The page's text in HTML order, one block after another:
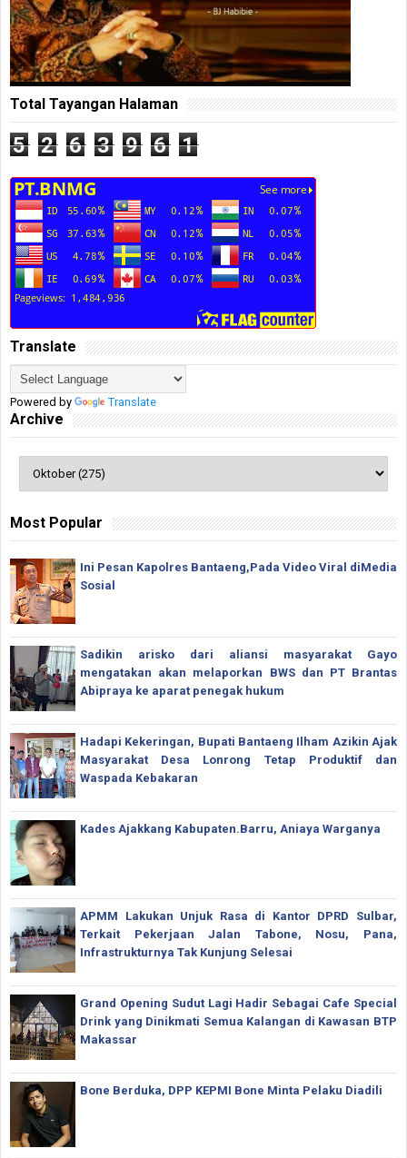
Total Tayangan Halaman
5 2 6 3 9 6 1
Translate
Powered by Translate
Archive
Most Popular
Ini Pesan Kapolres Bantaeng,Pada Video Viral diMedia
Sosial
Sadikin arisko dari aliansi masyarakat Gayo
mengatakan akan melaporkan BWS dan PT Brantas
Abipraya ke aparat penegak hukum
Hadapi Kekeringan, Bupati Bantaeng Ilham Azikin Ajak
Masyarakat Desa Lonrong Tetap Produktif dan
Waspada Kebakaran
Kades Ajakkang Kabupaten.Barru, Aniaya Warganya
APMM Lakukan Unjuk Rasa di Kantor DPRD Sulbar,
Terkait Pekerjaan Jalan Tabone, Nosu, Pana,
Infrastrukturnya Tak Kunjung Selesai
Grand Opening Sudut Lagi Hadir Sebagai Cafe Special
Drink yang Dinikmati Semua Kalangan di Kawasan BTP
Makassar
Bone Berduka, DPP KEPMI Bone Minta Pelaku Diadili